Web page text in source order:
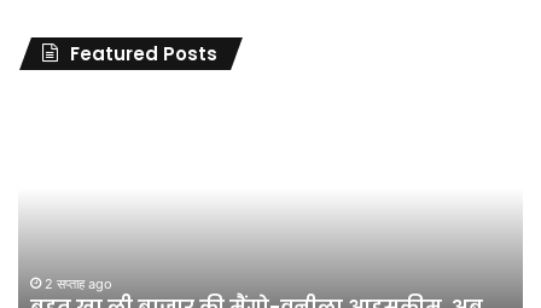
Featured Posts
शिक्षा जून 11, 2026